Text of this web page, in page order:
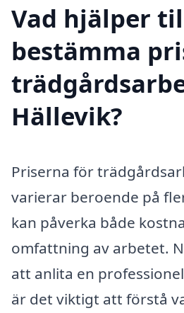
Vad hjälper
bestämma
Hällevik?
Priserna för
varierar beroende på
kan påverka både
omfattning av arbetet.
att anlita en
är det viktigt att förstå